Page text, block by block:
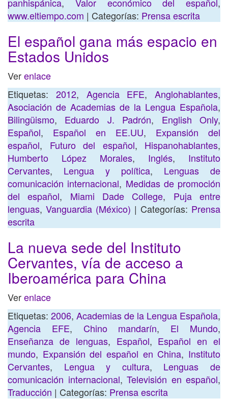
www.eltiempo.com | Categorías: Prensa escrita
El español gana más espacio en
Estados Unidos
Verenlace
Etiquetas: 2012, Agencia EFE, Anglohablantes,
Asociación de Academias de la Lengua Española,
Bilingüismo, Eduardo J. Padrón, English Only,
Español, Español en EE.UU, Expansión del
español, Futuro del español, Hispanohablantes,
Humberto López Morales, Inglés, Instituto
Cervantes, Lengua y política, Lenguas de
comunicación internacional, Medidas de promoción
del español, Miami Dade College, Puja entre
lenguas, Vanguardia (México) | Categorías: Prensa
escrita
La nueva sede del Instituto
Cervantes, vía de acceso a
Iberoamérica para China
Verenlace
Etiquetas: 2006, Academias de la Lengua Española,
Agencia EFE, Chino mandarín, El Mundo,
Enseñanza de lenguas, Español, Español en el
mundo, Expansión del español en China, Instituto
Cervantes, Lengua y cultura, Lenguas de
comunicación internacional, Televisión en español,
Traducción | Categorías: Prensa escrita